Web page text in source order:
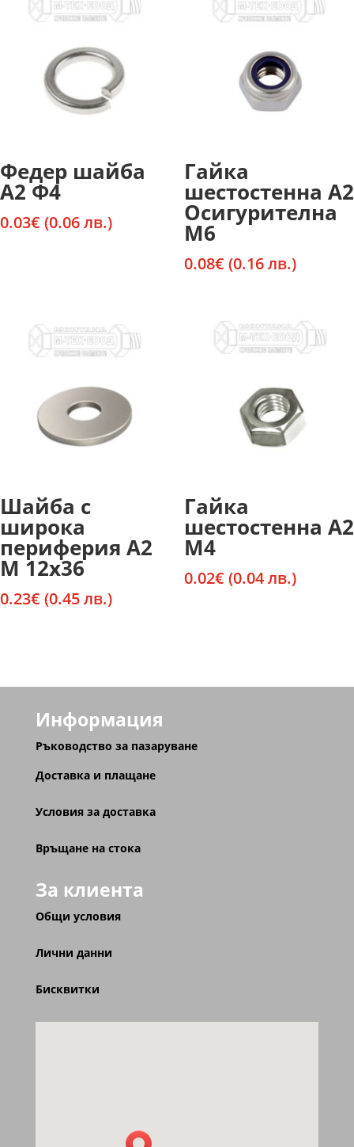
Федер шайба
А2 Ф4
0.03€ (0.06 лв.)
Гайка
шестостенна А2
Осигурителна
М6
0.08€ (0.16 лв.)
Шайба с
широка
периферия А2
М 12х36
0.23€ (0.45 лв.)
Гайка
шестостенна А2
М4
0.02€ (0.04 лв.)
Информация
Ръководство за пазаруване
Доставка и плащане
Условия за доставка
Връщане на стока
За клиента
Общи условия
Лични данни
Бисквитки